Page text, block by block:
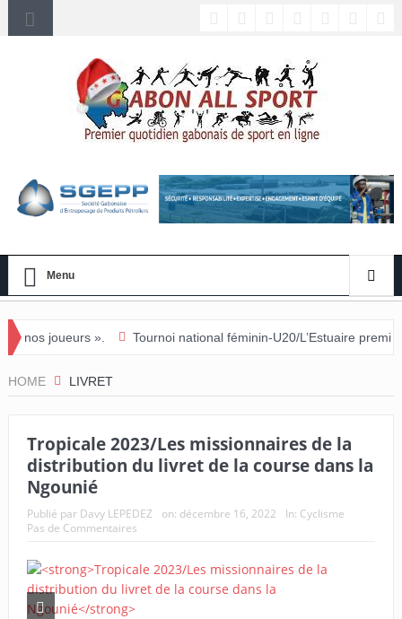
Menu
». Tournoi national féminin-U20/L’Estuaire première équipe
HOME LIVRET
Tropicale 2023/Les missionnaires de la
distribution du livret de la course dans la
Ngounié
Publié par Davy LEPEDEZ on: décembre 16, 2022 In: Cyclisme
Pas de Commentaires